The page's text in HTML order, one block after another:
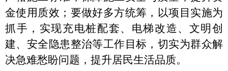
金使用质效；要做好多方统筹，以项目实施为
抓手，实现充电桩配套、电梯改造、文明创
建、安全隐患整治等工作目标，切实为群众解
决急难愁盼问题，提升居民生活品质。